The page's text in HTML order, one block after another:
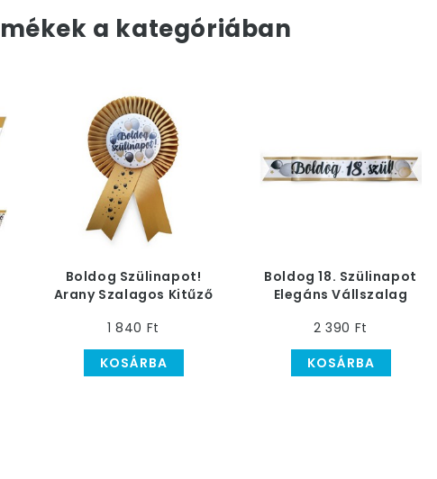
a kategóriában
Boldog Szülinapot!
Arany Szalagos Kitűző
Mintával
1 840 Ft
KOSÁRBA
Boldog 18. Szülinapot
Elegáns Vállszalag
2 390 Ft
KOSÁRBA